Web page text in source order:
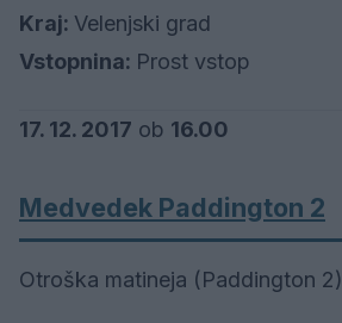
Kraj: Velenjski grad
Vstopnina: Prost vstop
17. 12. 2017 ob 16.00
Medvedek Paddington 2
Otroška matineja (Paddington 2)